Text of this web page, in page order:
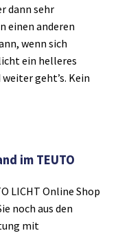
dann sehr
einen anderen
wenn sich
ein helleres
geht’s. Kein
im TEUTO
LICHT Online Shop
noch aus den
mit